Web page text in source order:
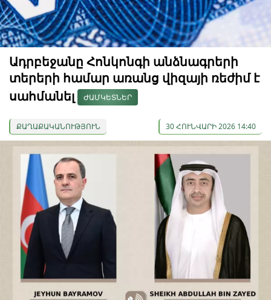
Ադրբեջանը Հոնկոնգի անձնագրերի
տերերի համար առանց վիզայի ռեժիմ է
սահմանել
ԺԱՄԿԵՏՆԵՐ
ՔԱՂԱՔԱԿԱՆՈՒԹՅՈՒՆ 30 ՀՈՒՆՎԱՐԻ 2026 14:40